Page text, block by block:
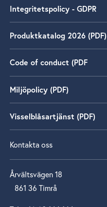
Integritetspolicy - GDPR
Produktkatalog 2026 (PDF)
Code of conduct (PDF
Miljöpolicy (PDF)
Visselblåsartjänst (PDF)
Kontakta oss
Årvältsvägen 18
861 36 Timrå